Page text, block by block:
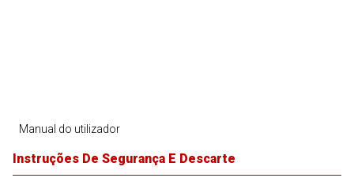
Manual do utilizador
Instruções De Segurança E Descarte